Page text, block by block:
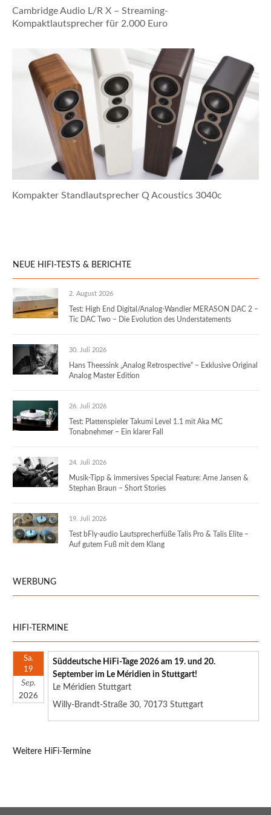
Cambridge Audio L/R X – Streaming-
Kompaktlautsprecher für 2.000 Euro
Kompakter Standlautsprecher Q Acoustics 3040c
NEUE HIFI-TESTS & BERICHTE
2. August 2026
Test: High End Digital/Analog-Wandler MERASON DAC 2 –
Tic DAC Two – Die Evolution des Understatements
30. Juli 2026
Hans Theessink „Analog Retrospective“ – Exklusive Original
Analog Master Edition
26. Juli 2026
Test: Plattenspieler Takumi Level 1.1 mit Aka MC
Tonabnehmer – Ein klarer Fall
24. Juli 2026
Musik-Tipp & immersives Special Feature: Arne Jansen &
Stephan Braun – Short Stories
19. Juli 2026
Test bFly-audio Lautsprecherfüße Talis Pro & Talis Elite –
Auf gutem Fuß mit dem Klang
WERBUNG
HIFI-TERMINE
Sa.
19
Sep.
2026
Süddeutsche HiFi-Tage 2026 am 19. und 20.
September im Le Méridien in Stuttgart!
Le Méridien Stuttgart
Willy-Brandt-Straße 30, 70173 Stuttgart
Weitere HiFi-Termine